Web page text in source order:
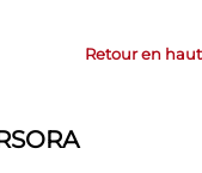
Retour en haut